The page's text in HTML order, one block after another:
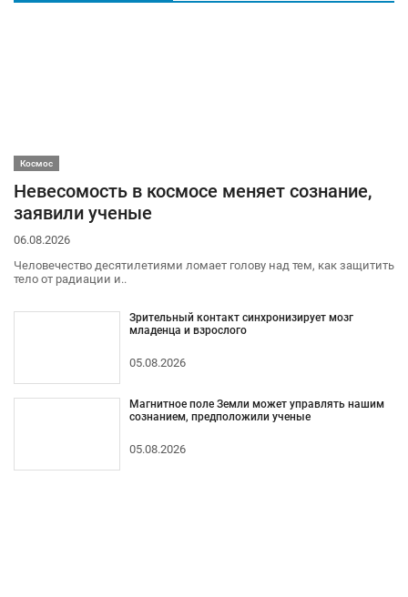
Космос
Невесомость в космосе меняет сознание,
заявили ученые
06.08.2026
Человечество десятилетиями ломает голову над тем, как защитить
тело от радиации и..
Зрительный контакт синхронизирует мозг
младенца и взрослого
05.08.2026
Магнитное поле Земли может управлять нашим
сознанием, предположили ученые
05.08.2026